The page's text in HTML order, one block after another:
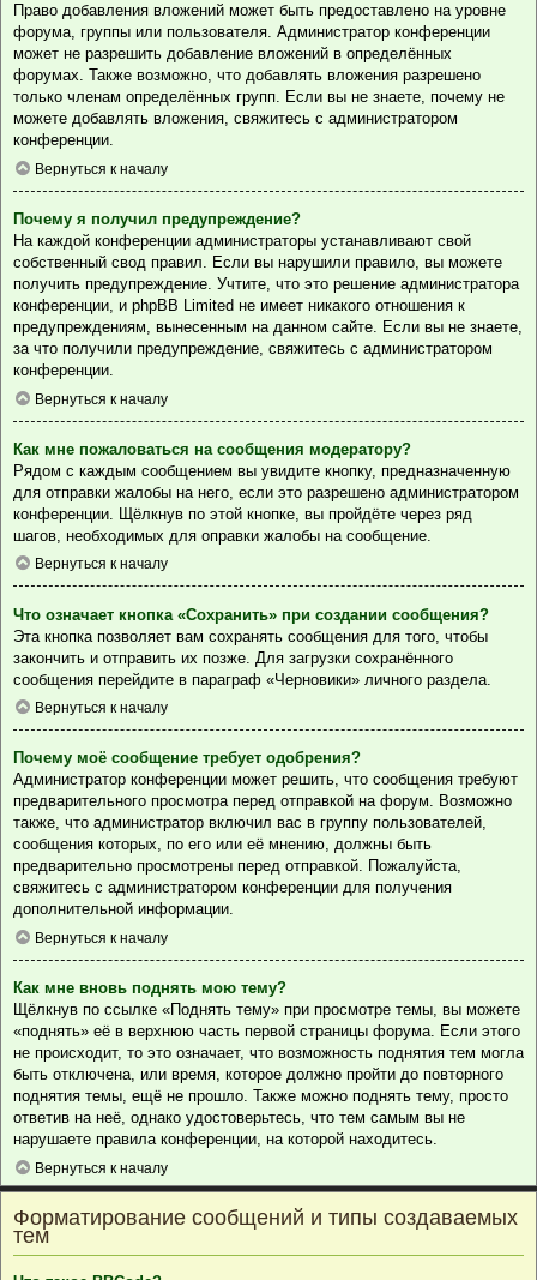
Право добавления вложений может быть предоставлено на уровне
форума, группы или пользователя. Администратор конференции
может не разрешить добавление вложений в определённых
форумах. Также возможно, что добавлять вложения разрешено
только членам определённых групп. Если вы не знаете, почему не
можете добавлять вложения, свяжитесь с администратором
конференции.
Вернуться к началу
Почему я получил предупреждение?
На каждой конференции администраторы устанавливают свой
собственный свод правил. Если вы нарушили правило, вы можете
получить предупреждение. Учтите, что это решение администратора
конференции, и phpBB Limited не имеет никакого отношения к
предупреждениям, вынесенным на данном сайте. Если вы не знаете,
за что получили предупреждение, свяжитесь с администратором
конференции.
Вернуться к началу
Как мне пожаловаться на сообщения модератору?
Рядом с каждым сообщением вы увидите кнопку, предназначенную
для отправки жалобы на него, если это разрешено администратором
конференции. Щёлкнув по этой кнопке, вы пройдёте через ряд
шагов, необходимых для оправки жалобы на сообщение.
Вернуться к началу
Что означает кнопка «Сохранить» при создании сообщения?
Эта кнопка позволяет вам сохранять сообщения для того, чтобы
закончить и отправить их позже. Для загрузки сохранённого
сообщения перейдите в параграф «Черновики» личного раздела.
Вернуться к началу
Почему моё сообщение требует одобрения?
Администратор конференции может решить, что сообщения требуют
предварительного просмотра перед отправкой на форум. Возможно
также, что администратор включил вас в группу пользователей,
сообщения которых, по его или её мнению, должны быть
предварительно просмотрены перед отправкой. Пожалуйста,
свяжитесь с администратором конференции для получения
дополнительной информации.
Вернуться к началу
Как мне вновь поднять мою тему?
Щёлкнув по ссылке «Поднять тему» при просмотре темы, вы можете
«поднять» её в верхнюю часть первой страницы форума. Если этого
не происходит, то это означает, что возможность поднятия тем могла
быть отключена, или время, которое должно пройти до повторного
поднятия темы, ещё не прошло. Также можно поднять тему, просто
ответив на неё, однако удостоверьтесь, что тем самым вы не
нарушаете правила конференции, на которой находитесь.
Вернуться к началу
Форматирование сообщений и типы создаваемых
тем